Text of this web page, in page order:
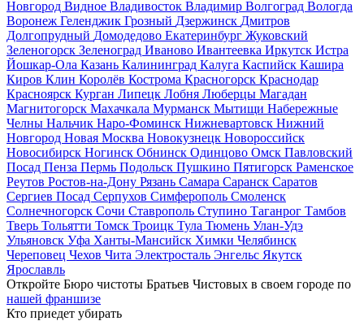
Новгород Видное Владивосток Владимир Волгоград Вологда
Воронеж Геленджик Грозный Дзержинск Дмитров
Долгопрудный Домодедово Екатеринбург Жуковский
Зеленогорск Зеленоград Иваново Ивантеевка Иркутск Истра
Йошкар-Ола Казань Калининград Калуга Каспийск Кашира
Киров Клин Королёв Кострома Красногорск Краснодар
Красноярск Курган Липецк Лобня Люберцы Магадан
Магнитогорск Махачкала Мурманск Мытищи Набережные
Челны Нальчик Наро-Фоминск Нижневартовск Нижний
Новгород Новая Москва Новокузнецк Новороссийск
Новосибирск Ногинск Обнинск Одинцово Омск Павловский
Посад Пенза Пермь Подольск Пушкино Пятигорск Раменское
Реутов Ростов-на-Дону Рязань Самара Саранск Саратов
Сергиев Посад Серпухов Симферополь Смоленск
Солнечногорск Сочи Ставрополь Ступино Таганрог Тамбов
Тверь Тольятти Томск Троицк Тула Тюмень Улан-Удэ
Ульяновск Уфа Ханты-Мансийск Химки Челябинск
Череповец Чехов Чита Электросталь Энгельс Якутск
Ярославль
Откройте Бюро чистоты Братьев Чистовых в своем городе по
нашей франшизе
Кто приедет убирать